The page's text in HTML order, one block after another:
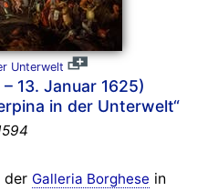
Unterwelt
13. Januar 1625)
in der Unterwelt“
der Galleria Borghese in